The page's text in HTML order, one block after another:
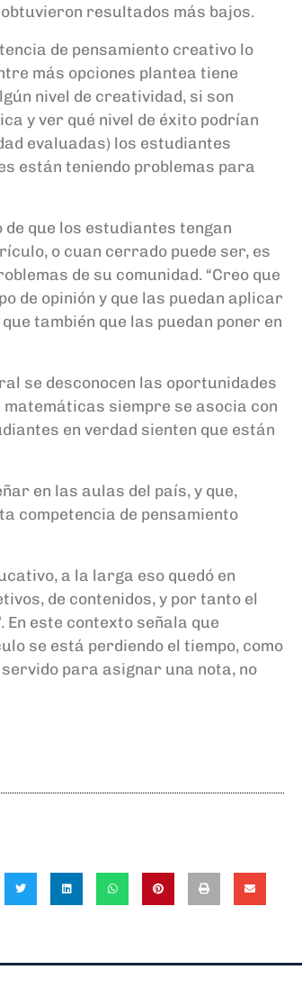
resultados más bajos.
de pensamiento creativo lo
más opciones plantea tiene
nivel de creatividad, si son
y ver qué nivel de éxito podrían
evaluadas) los estudiantes
están teniendo problemas para
de que los estudiantes tengan
o cuan cerrado puede ser, es
de su comunidad. “Creo que
de opinión y que las puedan aplicar
también que las puedan poner en
se desconocen las oportunidades
siempre se asocia con
en verdad sienten que están
en las aulas del país, y que,
competencia de pensamiento
a la larga eso quedó en
de contenidos, y por tanto el
En este contexto señala que
se está perdiendo el tiempo, como
para asignar una nota, no